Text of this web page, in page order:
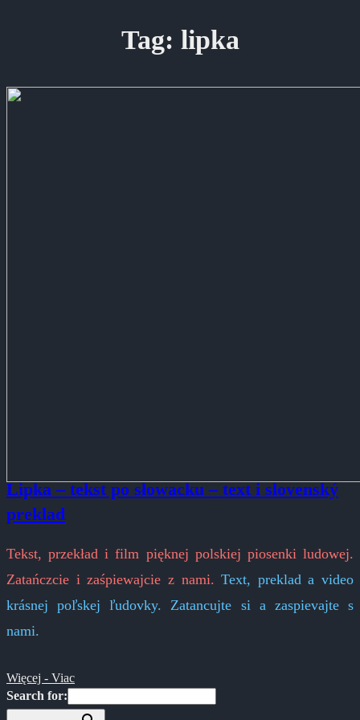
Tag: lipka
Lipka – tekst po słowacku – text i slovenský
preklad
Tekst, przekład i film pięknej polskiej piosenki ludowej.
Zatańczcie i zaśpiewajcie z nami. Text, preklad a video
krásnej poľskej ľudovky. Zatancujte si a zaspievajte s
nami.
Więcej - Viac
Search for: